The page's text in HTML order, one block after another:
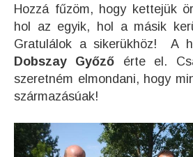
Hozzá fűzöm, hogy kettejük
hol az egyik, hol a másik
Gratulálok a sikerükhöz! A
Dobszay Győző érte el.
szeretném elmondani, hogy
származásúak!